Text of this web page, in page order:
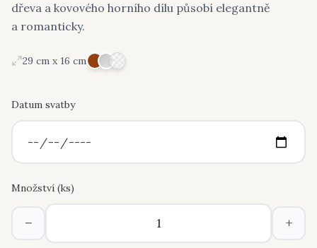
dřeva a kovového horního dílu působí elegantně
a romanticky.
29 cm x 16 cm
Datum svatby
Množství (ks)
− +